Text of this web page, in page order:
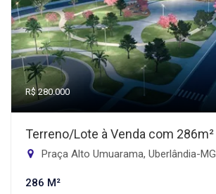
R$ 280.000
Terreno/Lote à Venda com 286m²
Praça Alto Umuarama, Uberlândia-MG
286 M²